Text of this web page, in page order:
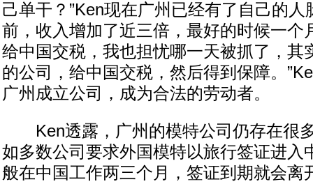
己单干？”Ken现在广州已经有了自己的人
前，收入增加了近三倍，最好的时候一个
给中国交税，我也担忧哪一天被抓了，其
的公司，给中国交税，然后得到保障。
广州成立公司，成为合法的劳动者。
Ken透露，广州的模特公司仍存在很
如多数公司要求外国模特以旅行签证进入
般在中国工作两三个月，签证到期就会离